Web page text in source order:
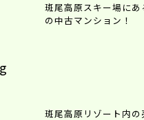
斑尾高原スキー場に
の中古マンション！
斑尾高原リゾート内